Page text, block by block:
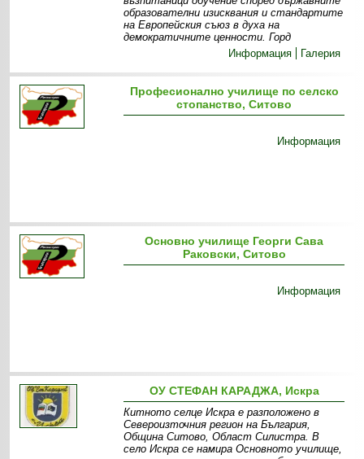
образователни изисквания и стандартите
на Европейския съюз в духа на
демократичните ценности. Горд
Информация
Галерия
Професионално училище по селско
стопанство, Ситово
Информация
Основно училище Георги Сава
Раковски, Ситово
Информация
ОУ СТЕФАН КАРАДЖА, Искра
Китното селце Искра е разположено в
Североизточния регион на България,
Община Ситово, Област Силистра. В
село Искра се намира Основното училище,